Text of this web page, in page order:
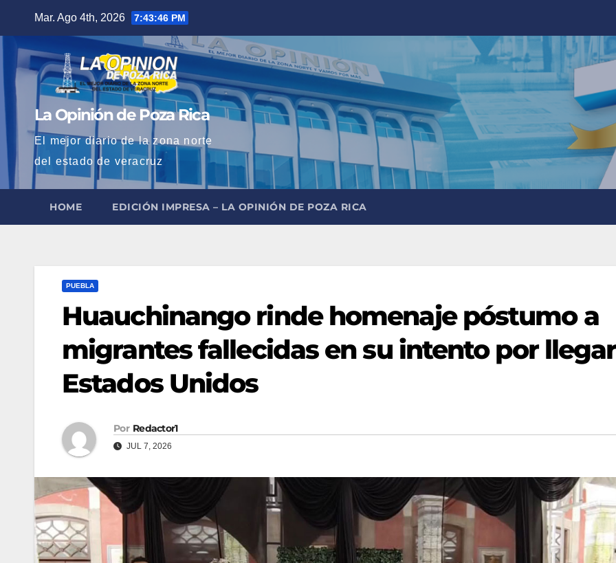
contenido
Mar. Ago 4th, 2026 7:43:47 PM
La Opinión de Poza Rica
El mejor diario de la zona norte
del estado de veracruz
HOME EDICIÓN IMPRESA – LA OPINIÓN DE POZA RICA
PUEBLA
Huauchinango rinde homenaje póstumo a
migrantes fallecidas en su intento por
Estados Unidos
Por Redactor1
JUL 7, 2026